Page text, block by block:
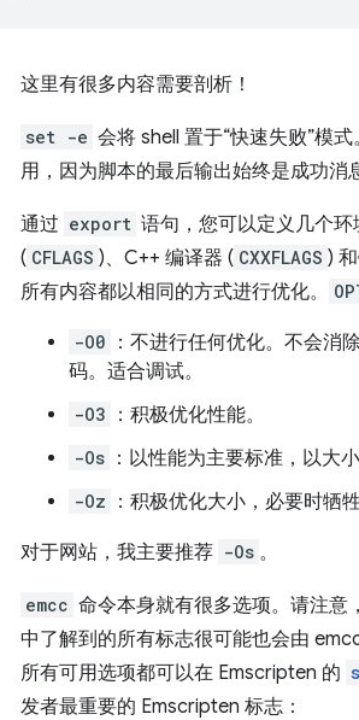
这里有很多内容需要剖析！
set -e 会将 shell 置于“快速失败”模
用，因为脚本的最后输出始终是成功消
通过 export 语句，您可以定义几个
( CFLAGS )、C++ 编译器 ( CXXFLAGS )
所有内容都以相同的方式进行优化。
-O0
：不进行任何优化。不会消
码。适合调试。
-O3 ：积极优化性能。
-Os ：以性能为主要标准，以大
-Oz ：积极优化大小，必要时牺牲
对于网站，我主要推荐 -Os 。
emcc 命令本身就有很多选项。请注意
中了解到的所有标志很可能也会由 emcc
所有可用选项都可以在 Emscripten 的
发者最重要的 Emscripten 标志：